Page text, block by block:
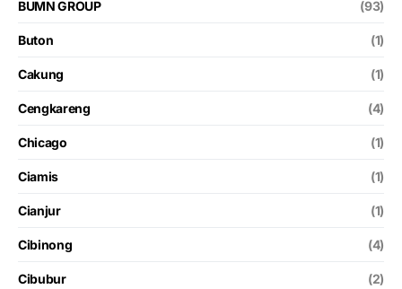
BUMN GROUP (93)
Buton (1)
Cakung (1)
Cengkareng (4)
Chicago (1)
Ciamis (1)
Cianjur (1)
Cibinong (4)
Cibubur (2)